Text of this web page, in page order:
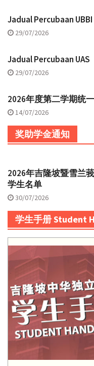
Jadual Percubaan UBBI
29/07/2026
Jadual Percubaan UAS
29/07/2026
2026年度第二学期统
14/07/2026
奖助学金通知
2026年吉隆坡暨雪兰
学生名单
30/07/2026
学生手册 Student